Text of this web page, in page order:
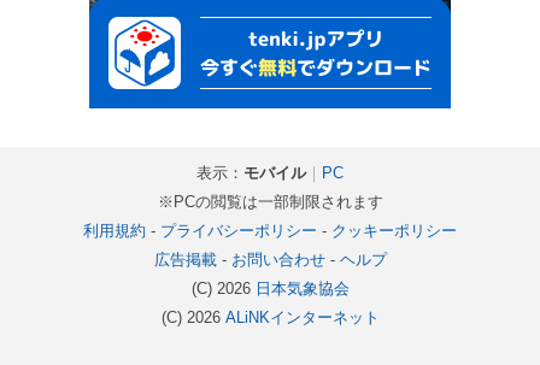
表示： モバイル｜ PC
※PCの閲覧は一部制限されます
利用規約 - プライバシーポリシー - クッキーポリシー
広告掲載- お問い合わせ- ヘルプ
(C) 2026 日本気象協会
(C) 2026 ALiNKインターネット